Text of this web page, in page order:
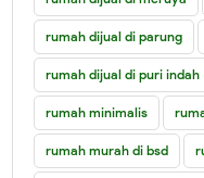
rumah dijual di parung
rumah dijual di puri indah
rumah minimalis
rumah murah di bsd